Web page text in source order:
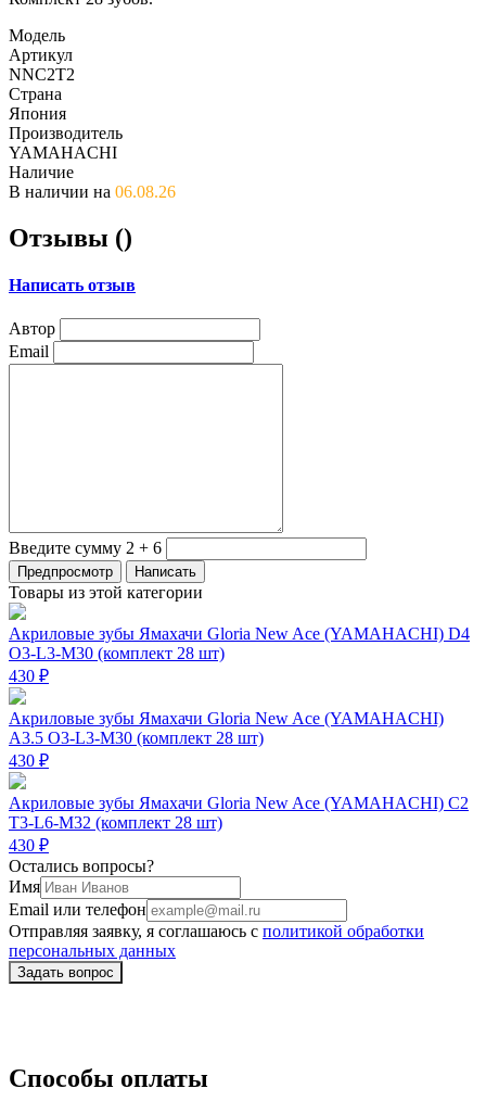
Модель
Артикул
NNC2T2
Страна
Япония
Производитель
YAMAHACHI
Наличие
В наличии на 06.08.26
Отзывы ()
Написать отзыв
Автор
Email
Введите сумму 2 + 6
Товары из этой категории
Акриловые зубы Ямахачи Gloria New Ace (YAMAHACHI) D4
O3-L3-M30 (комплект 28 шт)
430 ₽
Акриловые зубы Ямахачи Gloria New Ace (YAMAHACHI)
A3.5 O3-L3-M30 (комплект 28 шт)
430 ₽
Акриловые зубы Ямахачи Gloria New Ace (YAMAHACHI) C2
T3-L6-M32 (комплект 28 шт)
430 ₽
Остались вопросы?
Имя
Email или телефон
Отправляя заявку, я соглашаюсь с политикой обработки
персональных данных
Способы оплаты